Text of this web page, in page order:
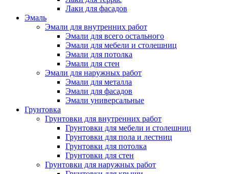
Лаки для фасадов
Эмаль
Эмали для внутренних работ
Эмали для всего остального
Эмали для мебели и столешниц
Эмали для потолка
Эмали для стен
Эмали для наружных работ
Эмали для металла
Эмали для фасадов
Эмали универсальные
Грунтовка
Грунтовки для внутренних работ
Грунтовки для мебели и столешниц
Грунтовки для пола и лестниц
Грунтовки для потолка
Грунтовки для стен
Грунтовки для наружных работ